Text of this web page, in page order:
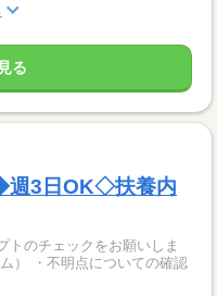
る
週3日OK◇扶養内
のチェックをお願いしま